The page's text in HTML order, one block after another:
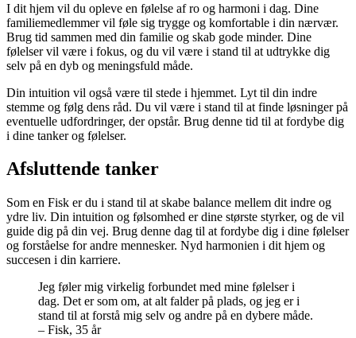
I dit hjem vil du opleve en følelse af ro og harmoni i dag. Dine
familiemedlemmer vil føle sig trygge og komfortable i din nærvær.
Brug tid sammen med din familie og skab gode minder. Dine
følelser vil være i fokus, og du vil være i stand til at udtrykke dig
selv på en dyb og meningsfuld måde.
Din intuition vil også være til stede i hjemmet. Lyt til din indre
stemme og følg dens råd. Du vil være i stand til at finde løsninger på
eventuelle udfordringer, der opstår. Brug denne tid til at fordybe dig
i dine tanker og følelser.
Afsluttende tanker
Som en Fisk er du i stand til at skabe balance mellem dit indre og
ydre liv. Din intuition og følsomhed er dine største styrker, og de vil
guide dig på din vej. Brug denne dag til at fordybe dig i dine følelser
og forståelse for andre mennesker. Nyd harmonien i dit hjem og
succesen i din karriere.
Jeg føler mig virkelig forbundet med mine følelser i
dag. Det er som om, at alt falder på plads, og jeg er i
stand til at forstå mig selv og andre på en dybere måde.
– Fisk, 35 år